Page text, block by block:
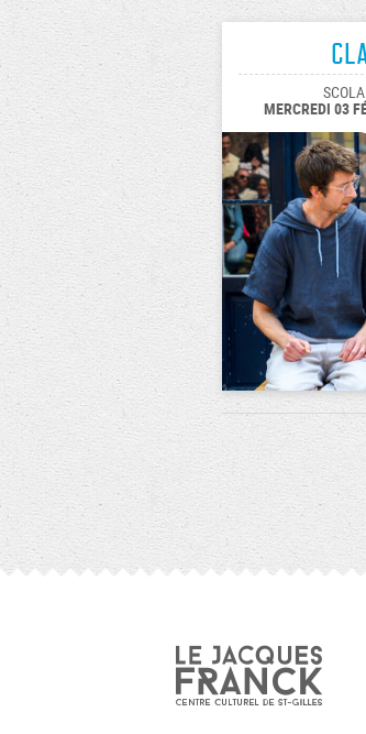
MERCREDI 03